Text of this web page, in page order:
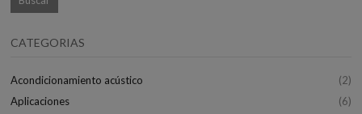
CATEGORIAS
Acondicionamiento acústico
(2)
Aplicaciones
(6)